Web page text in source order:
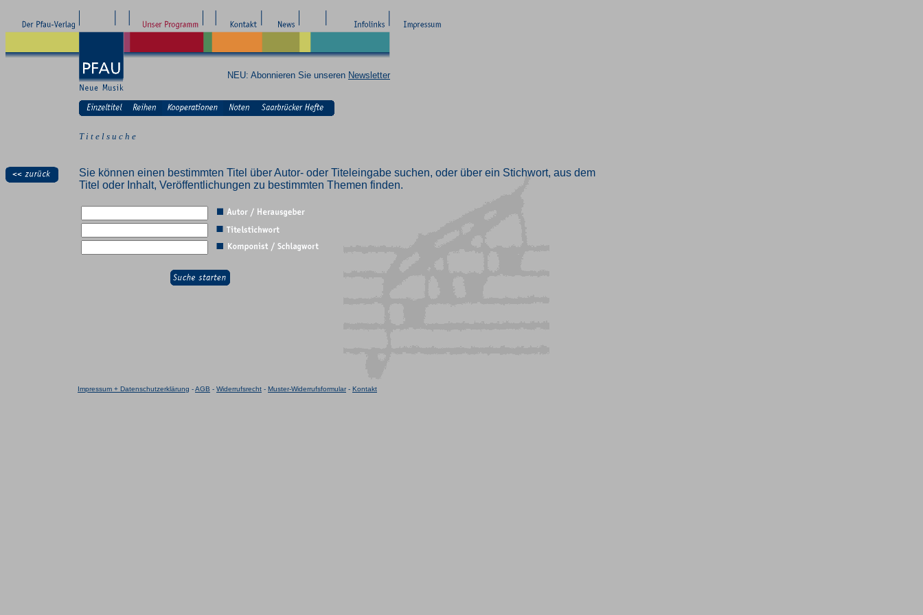
NEU: Abonnieren Sie unseren Newsletter
T i t e l s u c h e
Sie können einen bestimmten Titel über Autor- oder Titeleingabe suchen, oder über ein Stichwort, aus dem
Titel oder Inhalt, Veröffentlichungen zu bestimmten Themen finden.
Impressum + Datenschutzerklärung -AGB - Widerrufsrecht - Muster-Widerrufsformular- Kontakt